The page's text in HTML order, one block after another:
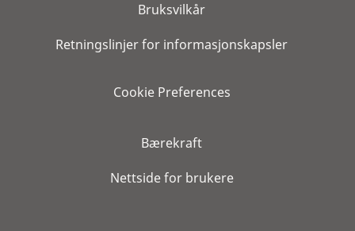
Bruksvilkår
Retningslinjer for informasjonskapsler
Cookie Preferences
Bærekraft
Nettside for brukere